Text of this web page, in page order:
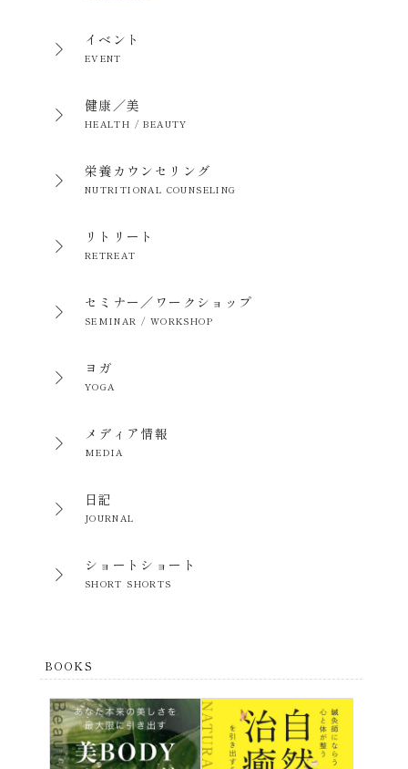
イベント
EVENT
健康／美
HEALTH / BEAUTY
栄養カウンセリング
NUTRITIONAL COUNSELING
リトリート
RETREAT
セミナー／ワークショップ
SEMINAR / WORKSHOP
ヨガ
YOGA
メディア情報
MEDIA
日記
JOURNAL
ショートショート
SHORT SHORTS
BOOKS